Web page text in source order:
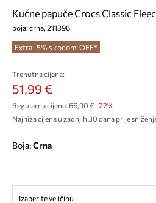
Kućne papuče Crocs Classic
boja: crna, 211396
Extra -5% s kodom: OFF*
Trenutna cijena:
51,99 €
Regularna cijena: 66,90 €-22%
Najniža cijena u zadnjih 30 dana prije
Boja: crna
Izaberite veličinu